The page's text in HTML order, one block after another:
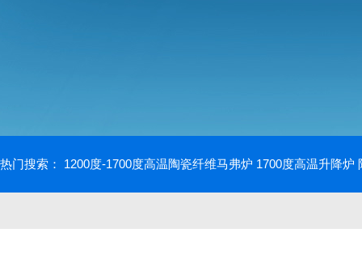
热门搜索： 1200度-1700度高温陶瓷纤维马弗炉 1700度高温升降炉